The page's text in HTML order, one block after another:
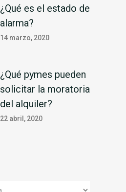
¿Qué es el estado de
alarma?
14 marzo, 2020
¿Qué pymes pueden
solicitar la moratoria
del alquiler?
22 abril, 2020